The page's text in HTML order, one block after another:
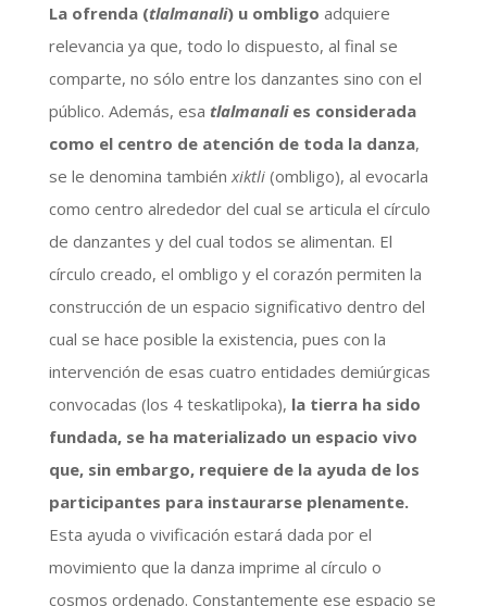
La ofrenda (tlalmanali) u ombligo adquiere
relevancia ya que, todo lo dispuesto, al final se
comparte, no sólo entre los danzantes sino con el
público. Además, esa tlalmanalies considerada
como el centro de atención de toda la danza,
se le denomina también xiktli(ombligo), al evocarla
como centro alrededor del cual se articula el círculo
de danzantes y del cual todos se alimentan. El
círculo creado, el ombligo y el corazón permiten la
construcción de un espacio significativo dentro del
cual se hace posible la existencia, pues con la
intervención de esas cuatro entidades demiúrgicas
convocadas (los 4 teskatlipoka), la tierra ha sido
fundada, se ha materializado un espacio vivo
que, sin embargo, requiere de la ayuda de los
participantes para instaurarse plenamente.
Esta ayuda o vivificación estará dada por el
movimiento que la danza imprime al círculo o
cosmos ordenado. Constantemente ese espacio se